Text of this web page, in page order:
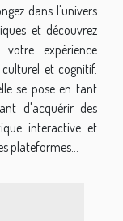
dans l'univers
et découvrez
expérience
et cognitif.
se pose en tant
d'acquérir des
interactive et
plateformes...